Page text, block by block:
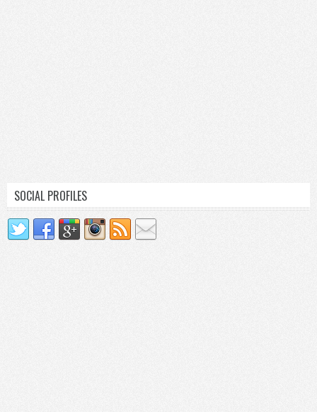
SOCIAL PROFILES